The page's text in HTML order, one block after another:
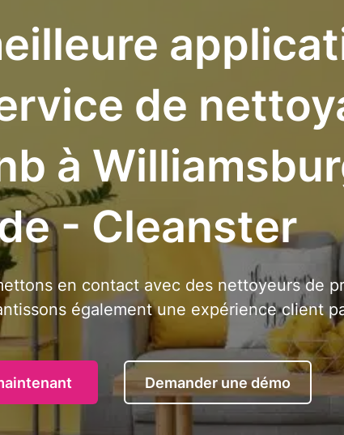
de
à
- Cleanster
en contact avec des nettoyeurs de
également une expérience client
Demander une démo